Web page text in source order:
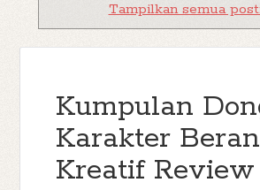
Tampilkan semua
Kumpulan
Karakter
Kreatif Review